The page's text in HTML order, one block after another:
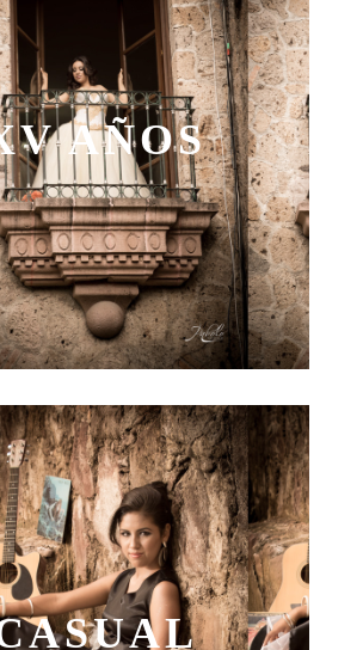
AÑOS